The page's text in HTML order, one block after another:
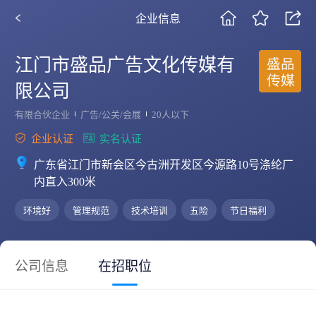
企业信息
江门市盛品广告文化传媒有
限公司
有限合伙企业 广告/公关/会展 20人以下
企业认证 实名认证
广东省江门市新会区今古洲开发区今源路10号涤纶厂
内直入300米
环境好 管理规范 技术培训 五险 节日福利
公司信息 在招职位